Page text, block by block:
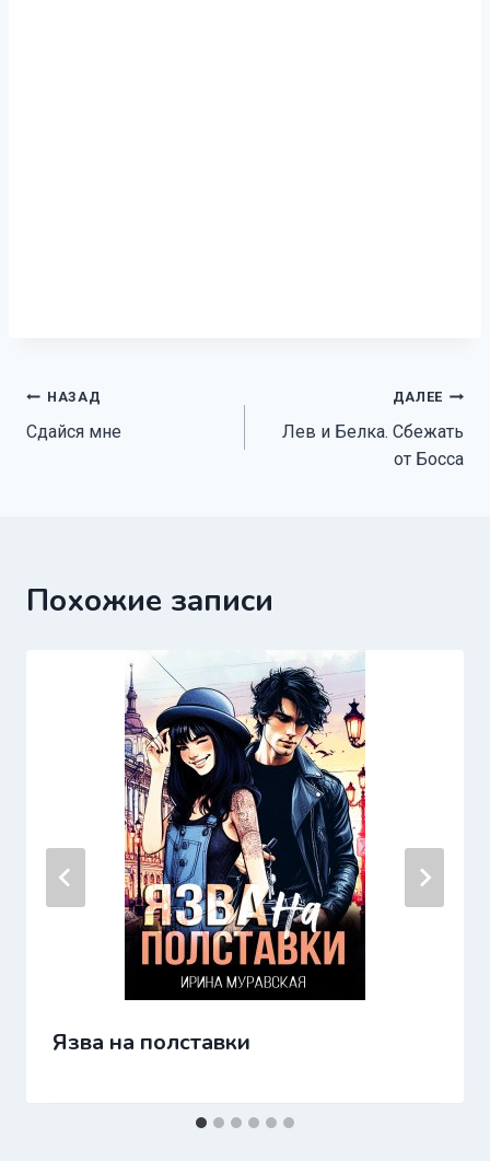
Навигация
по
НАЗАД
Сдайся мне
ДАЛЕЕ
Лев и Белка. Сбежать
от Босса
Похожие записи
Язва на полставки